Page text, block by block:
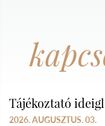
Tájékoztató
2026. AUGUSZTUS. 03.